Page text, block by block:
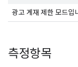
광고 게재 제한 모드입
측정항목